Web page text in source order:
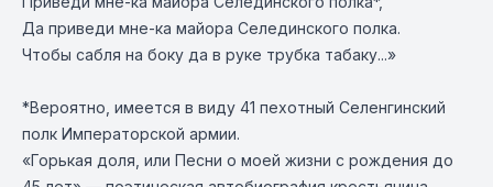
Да приведи мне-ка майора Селединского полка.
Чтобы сабля на боку да в руке трубка табаку...»
*Вероятно, имеется в виду 41 пехотный Селенгинский
полк Императорской армии.
«Горькая доля, или Песни о моей жизни с рождения до